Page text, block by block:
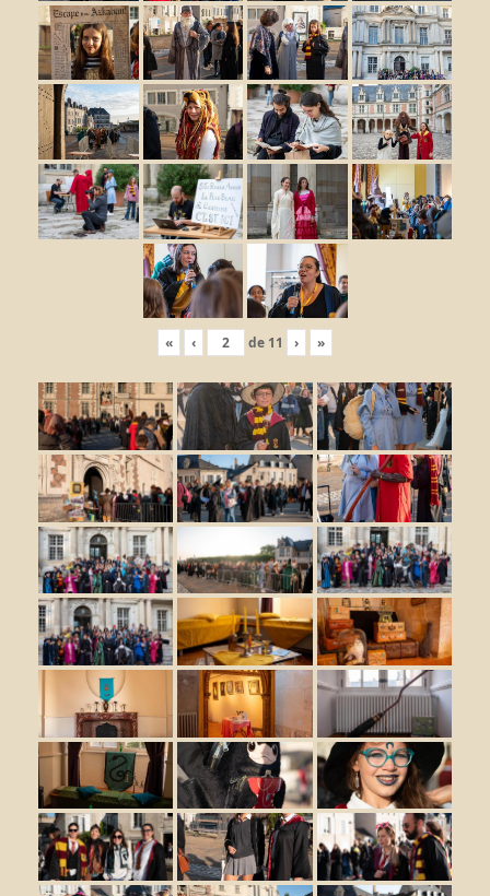
« ‹ de 11 › »